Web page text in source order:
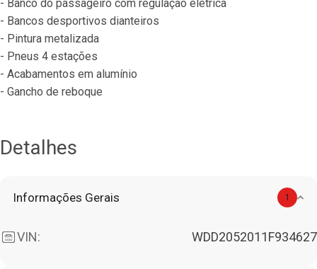
- Banco do passageiro com regulação elétrica
- Bancos desportivos dianteiros
- Pintura metalizada
- Pneus 4 estações
- Acabamentos em alumínio
- Gancho de reboque
Detalhes
Informações Gerais 1
VIN: WDD2052011F934627